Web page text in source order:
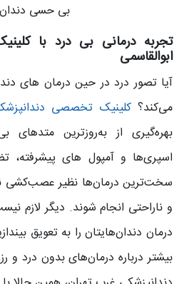
بی حسی دندان
تجربه درمانی بی ‌درد با
ابوالقاسمی
آیا تصور درد در حین درمان‌ های
می‌کند؟کلینیک تخصصی
بهره‌گیری از به‌روزترین
اسپری‌ها و آمپول‌ های
سخت‌ترین درمان‌ها نظیر عصب‌کشی
و ناراحتی انجام شوند. دیگر لازم
درمان دندان‌هایتان را به تعویق
بیشتر درباره درمان‌های بدون درد و